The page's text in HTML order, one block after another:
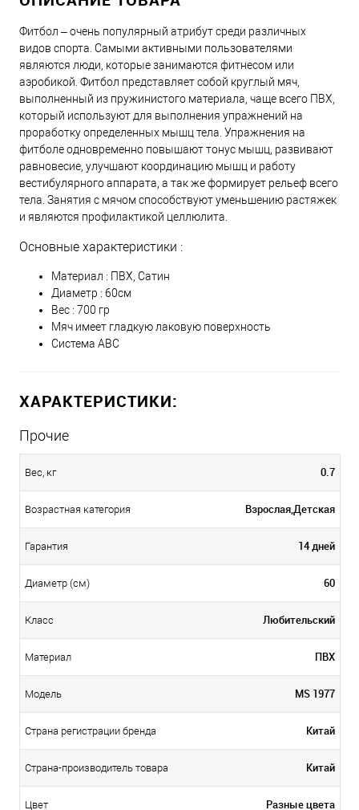
Фитбол – очень популярный атрибут среди различных
видов спорта. Самыми активными пользователями
являются люди, которые занимаются фитнесом или
аэробикой. Фитбол представляет собой круглый мяч,
выполненный из пружинистого материала, чаще всего ПВХ,
который используют для выполнения упражнений на
проработку определенных мышц тела. Упражнения на
фитболе одновременно повышают тонус мышц, развивают
равновесие, улучшают координацию мышц и работу
вестибулярного аппарата, а так же формирует рельеф всего
тела. Занятия с мячом способствуют уменьшению растяжек
и являются профилактикой целлюлита.
Основные характеристики :
Материал : ПВХ, Сатин
Диаметр : 60см
Вес : 700 гр
Мяч имеет гладкую лаковую поверхность
Система АВС
ХАРАКТЕРИСТИКИ:
Прочие
Вес, кг 0.7
Возрастная категория Взрослая,Детская
Гарантия 14 дней
Диаметр (см) 60
Класс Любительский
Материал ПВХ
Модель MS 1977
Страна регистрации бренда Китай
Страна-производитель товара Китай
Цвет Разные цвета